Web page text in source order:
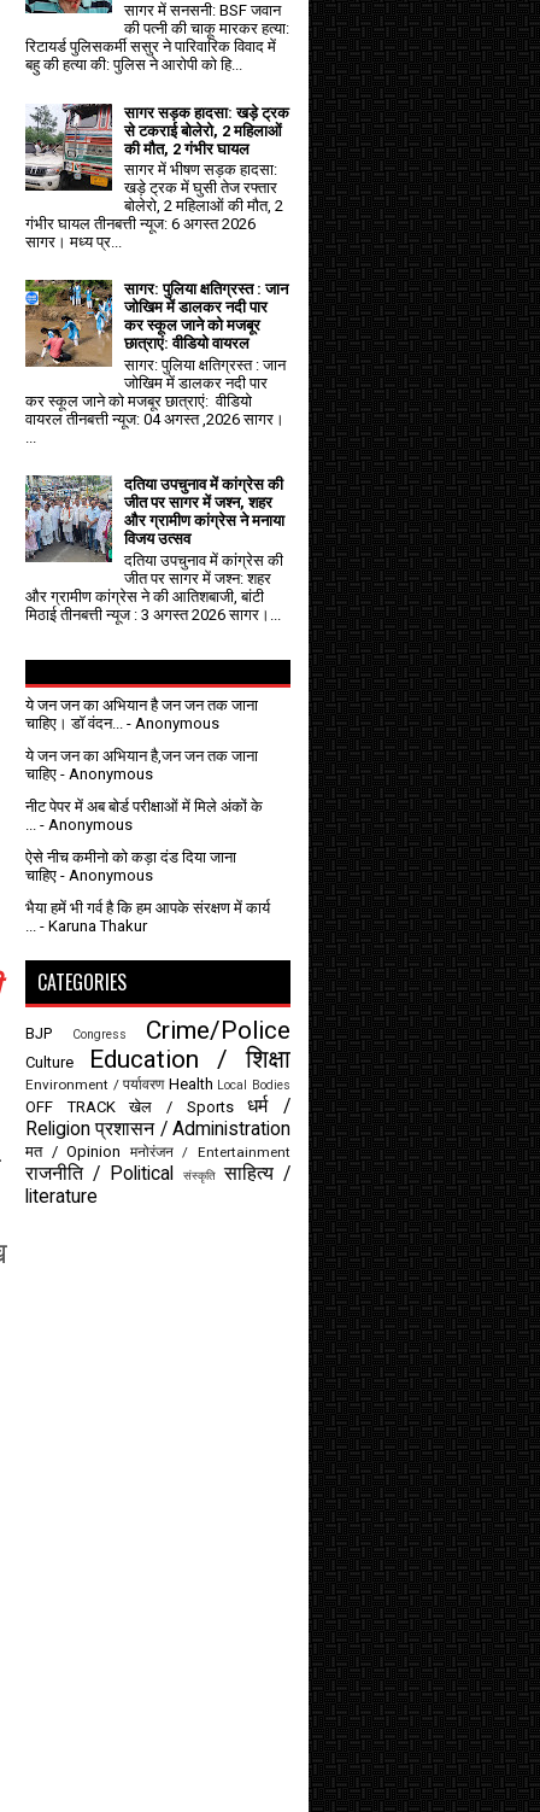
सागर में सनसनी: BSF जवान
की पत्नी की चाकू मारकर हत्या:
रिटायर्ड पुलिसकर्मी ससुर ने पारिवारिक विवाद में
बहु की हत्या की: पुलिस ने आरोपी को हि...
सागर सड़क हादसा: खड़े ट्रक
से टकराई बोलेरो, 2 महिलाओं
की मौत, 2 गंभीर घायल
सागर में भीषण सड़क हादसा:
खड़े ट्रक में घुसी तेज रफ्तार
बोलेरो, 2 महिलाओं की मौत, 2
गंभीर घायल तीनबत्ती न्यूज: 6 अगस्त 2026
सागर। मध्य प्र...
सागर: पुलिया क्षतिग्रस्त : जान
जोखिम में डालकर नदी पार
कर स्कूल जाने को मजबूर
छात्राएं: वीडियो वायरल
सागर: पुलिया क्षतिग्रस्त : जान
जोखिम में डालकर नदी पार
कर स्कूल जाने को मजबूर छात्राएं: वीडियो
वायरल तीनबत्ती न्यूज: 04 अगस्त ,2026 सागर।
...
दतिया उपचुनाव में कांग्रेस की
जीत पर सागर में जश्न, शहर
और ग्रामीण कांग्रेस ने मनाया
विजय उत्सव
दतिया उपचुनाव में कांग्रेस की
जीत पर सागर में जश्न: शहर
और ग्रामीण कांग्रेस ने की आतिशबाजी, बांटी
मिठाई तीनबत्ती न्यूज : 3 अगस्त 2026 सागर।...
ये जन जन का अभियान है जन जन तक जाना
चाहिए। डॉ वंदन...
- Anonymous
ये जन जन का अभियान है,जन जन तक जाना
चाहिए - Anonymous
नीट पेपर में अब बोर्ड परीक्षाओं में मिले अंकों के
- Anonymous
ऐसे नीच कमीनो को कड़ा दंड दिया जाना
चाहिए - Anonymous
भैया हमें भी गर्व है कि हम आपके संरक्षण में कार्य
- Karuna Thakur
CATEGORIES
BJP Congress Crime/Police
Culture Education / शिक्षा
Environment / पर्यावरण Health Local Bodies
OFF TRACK खेल / Sports
धर्म /
Religion प्रशासन / Administration
मत / Opinion मनोरंजन / Entertainment
राजनीति / Political संस्कृति साहित्य /
literature